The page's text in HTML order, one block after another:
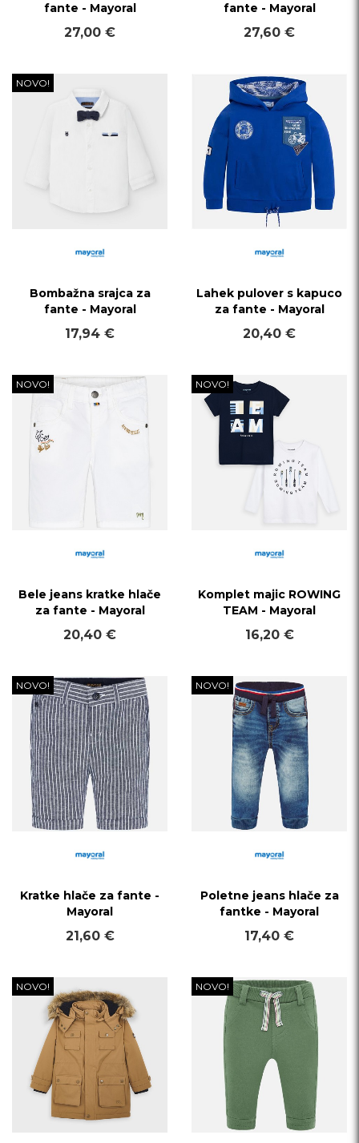
fante - Mayoral
27,00 €
fante - Mayoral
27,60 €
NOVO!
Bombažna srajca za
fante - Mayoral
17,94 €
Lahek pulover s kapuco
za fante - Mayoral
20,40 €
NOVO!
Bele jeans kratke hlače
za fante - Mayoral
20,40 €
NOVO!
Komplet majic ROWING
TEAM - Mayoral
16,20 €
NOVO!
Kratke hlače za fante -
Mayoral
21,60 €
NOVO!
Poletne jeans hlače za
fantke - Mayoral
17,40 €
NOVO! NOVO!